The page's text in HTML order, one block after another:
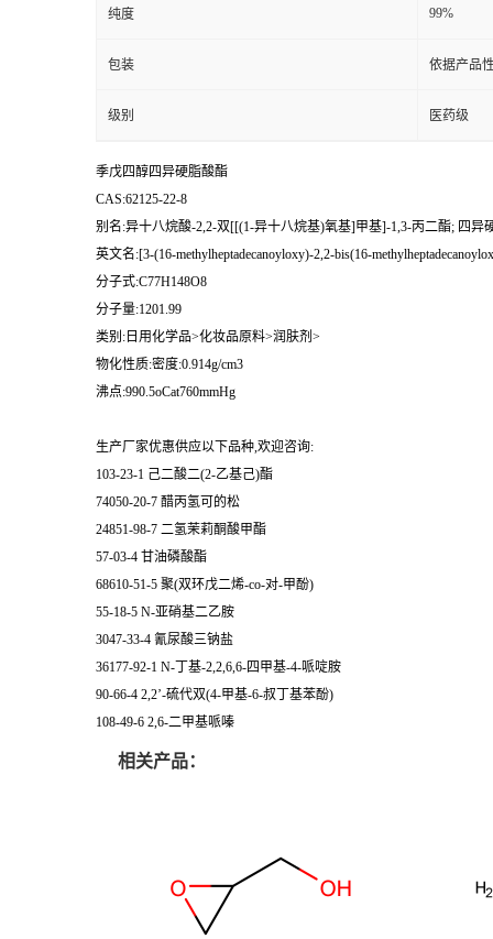
纯度 99%
包装 依据产品
级别 医药级
季戊四醇四异硬脂酸酯
CAS:62125-22-8
别名:异十八烷酸-2,2-双[[(1-异十八烷基)氧基]甲基]-1,3-丙二酯; 四异
英文名:[3-(16-methylheptadecanoyloxy)-2,2-bis(16-
分子式:C77H148O8
分子量:1201.99
类别:日用化学品>化妆品原料>润肤剂>
物化性质:密度:0.914g/cm3
沸点:990.5oCat760mmHg
生产厂家优惠供应以下品种,欢迎咨询:
103-23-1 己二酸二(2-乙基己)酯
74050-20-7 醋丙氢可的松
24851-98-7 二氢茉莉酮酸甲酯
57-03-4 甘油磷酸酯
68610-51-5 聚(双环戊二烯-co-对-甲酚)
55-18-5 N-亚硝基二乙胺
3047-33-4 氰尿酸三钠盐
36177-92-1 N-丁基-2,2,6,6-四甲基-4-哌啶胺
90-66-4 2,2’-硫代双(4-甲基-6-叔丁基苯酚)
108-49-6 2,6-二甲基哌嗪
相关产品：